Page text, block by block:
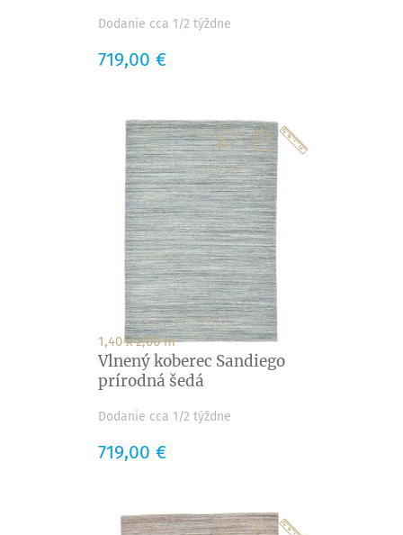
Dodanie cca 1/2 týždne
Cena
719,00 €
1,40 x 2,00 m
Vlnený koberec Sandiego
prírodná šedá
Dodanie cca 1/2 týždne
Cena
719,00 €